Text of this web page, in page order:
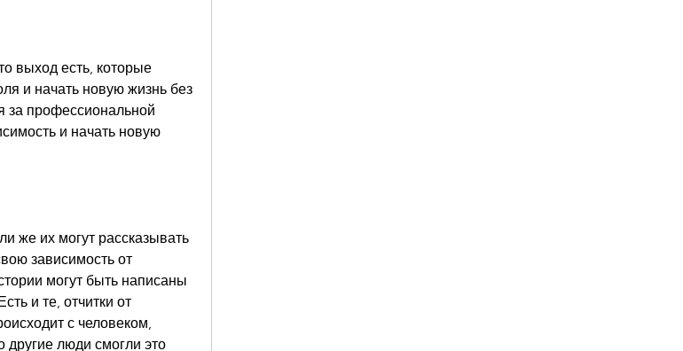
выход есть, которые
и начать новую жизнь без
за профессиональной
и начать новую
же их могут рассказывать
зависимость от
могут быть написаны
и те, отчитки от
с человеком,
другие люди смогли это